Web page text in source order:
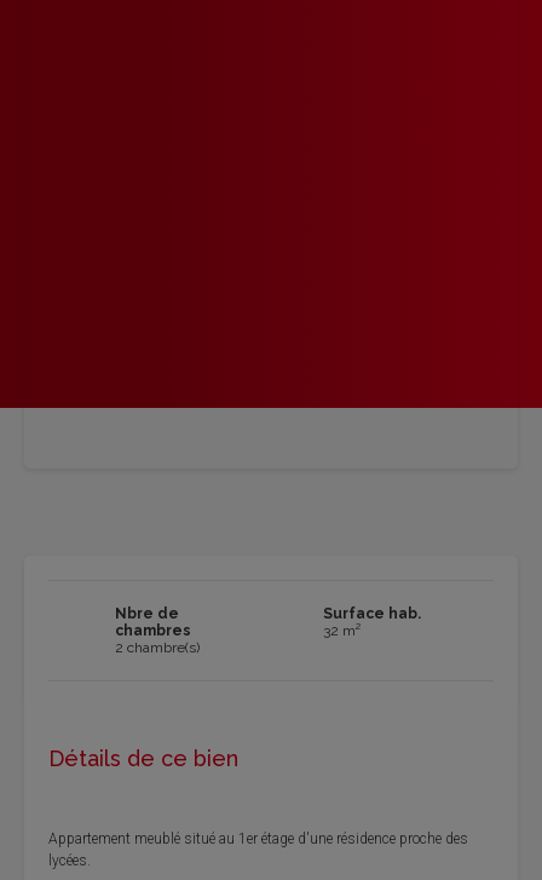
Nbre de
chambres
2 chambre(s)
Surface hab.
32 m²
Détails de ce bien
Appartement meublé situé au 1er étage d'une résidence proche des
lycées.